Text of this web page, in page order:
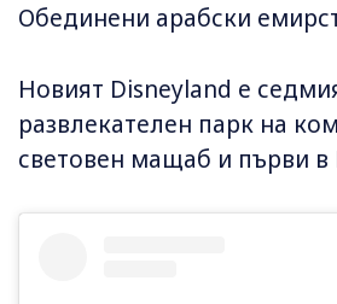
Обединени арабски
Новият Disneyland е
развлекателен парк на
световен мащаб и първи в